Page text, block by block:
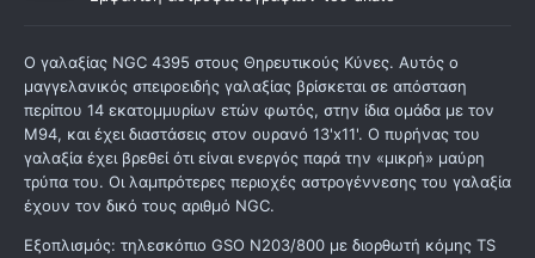
Ο γαλαξίας NGC 4395 στους Θηρευτικούς Κύνες. Αυτός ο
μαγγελανικός σπειροειδής γαλαξίας βρίσκεται σε απόσταση
περίπου 14 εκατομμυρίων ετών φωτός, στην ίδια ομάδα με τον
Μ94, και έχει διαστάσεις στον ουρανό 13'x11'. Ο πυρήνας του
γαλαξία έχει βρεθεί ότι είναι ενεργός παρά την «μικρή» μαύρη
τρύπα του. Οι λαμπρότερες περιοχές αστρογέννεσης του γαλαξία
έχουν τον δικό τους αριθμό NGC.
Εξοπλισμός: τηλεσκόπιο GSO N203/800 με διορθωτή κόμης TS